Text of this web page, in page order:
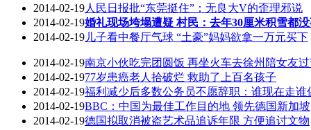
2014-02-19人民日报批“东莞挺住”：无良大V的歪理邪说
2014-02-19婚礼现场垮塌遭疑 村民：去年30厘米积雪都
2014-02-19 儿子看中餐厅气球 “土豪”妈妈欲拿一万元买下
2014-02-19南京小伙吃完团圆饭 再坐火车去徐州陪女友
2014-02-1977岁患癌老人拾破烂 救助了上百名孩子
2014-02-19福利减少后多数公务员不愿辞职：谁现在走谁
2014-02-19BBC：中国为最佳工作目的地 领先德国新加坡
2014-02-19德国拟取消被盗艺术品追诉年限 方便追讨文物